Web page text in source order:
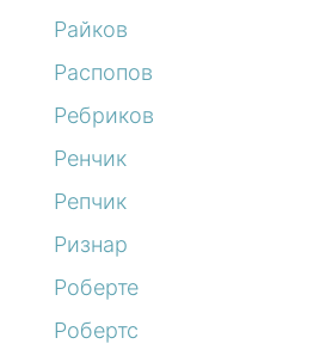
Райков
Распопов
Ребриков
Ренчик
Репчик
Ризнар
Роберте
Робертс